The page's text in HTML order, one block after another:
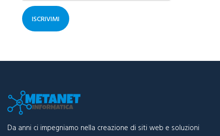
ISCRIVIMI
Da anni ci impegniamo nella creazione di siti web e soluzioni